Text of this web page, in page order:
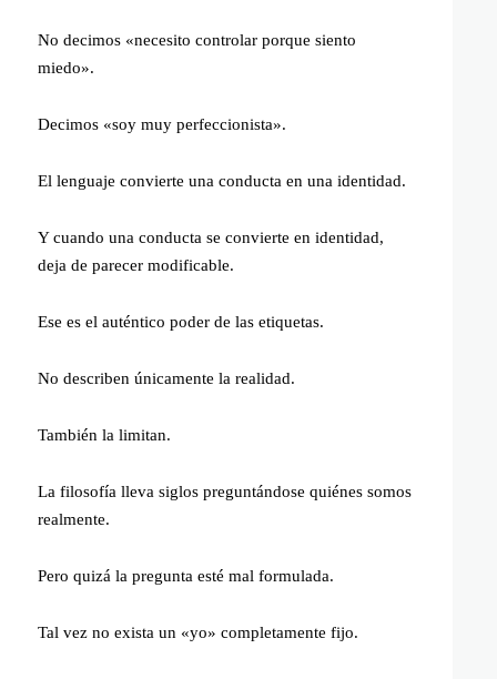
No decimos «necesito controlar porque siento
miedo».
Decimos «soy muy perfeccionista».
El lenguaje convierte una conducta en una identidad.
Y cuando una conducta se convierte en identidad,
deja de parecer modificable.
Ese es el auténtico poder de las etiquetas.
No describen únicamente la realidad.
También la limitan.
La filosofía lleva siglos preguntándose quiénes somos
realmente.
Pero quizá la pregunta esté mal formulada.
Tal vez no exista un «yo» completamente fijo.